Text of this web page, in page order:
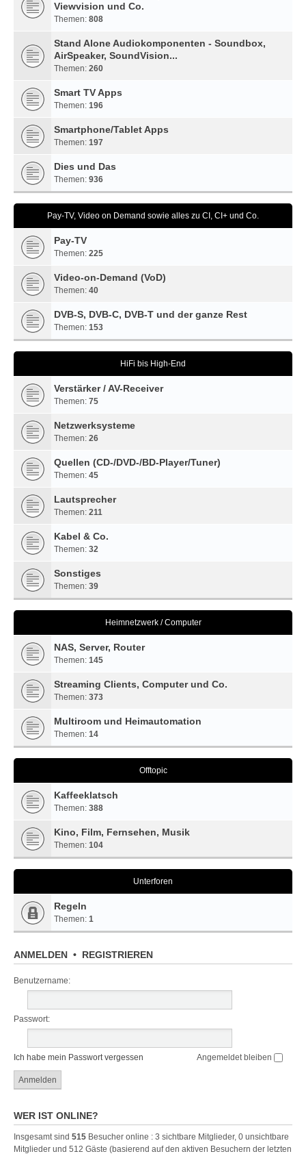
Viewvision und Co.
Themen: 808
Stand Alone Audiokomponenten - Soundbox,
AirSpeaker, SoundVision...
Themen: 260
Smart TV Apps
Themen: 196
Smartphone/Tablet Apps
Themen: 197
Dies und Das
Themen: 936
Pay-TV, Video on Demand sowie alles zu CI, CI+ und Co.
Pay-TV
Themen: 225
Video-on-Demand (VoD)
Themen: 40
DVB-S, DVB-C, DVB-T und der ganze Rest
Themen: 153
HiFi bis High-End
Verstärker / AV-Receiver
Themen: 75
Netzwerksysteme
Themen: 26
Quellen (CD-/DVD-/BD-Player/Tuner)
Themen: 45
Lautsprecher
Themen: 211
Kabel & Co.
Themen: 32
Sonstiges
Themen: 39
Heimnetzwerk / Computer
NAS, Server, Router
Themen: 145
Streaming Clients, Computer und Co.
Themen: 373
Multiroom und Heimautomation
Themen: 14
Offtopic
Kaffeeklatsch
Themen: 388
Kino, Film, Fernsehen, Musik
Themen: 104
Unterforen
Regeln
Themen: 1
ANMELDEN • REGISTRIEREN
Benutzername:
Passwort:
Ich habe mein Passwort vergessen Angemeldet bleiben
WER IST ONLINE?
Insgesamt sind 515 Besucher online : 3 sichtbare Mitglieder, 0 unsichtbare
Mitglieder und 512 Gäste (basierend auf den aktiven Besuchern der letzten